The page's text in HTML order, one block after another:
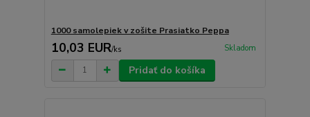
1000 samolepiek v zošite Prasiatko Peppa
10,03 EUR/ks Skladom
Pridať do košíka